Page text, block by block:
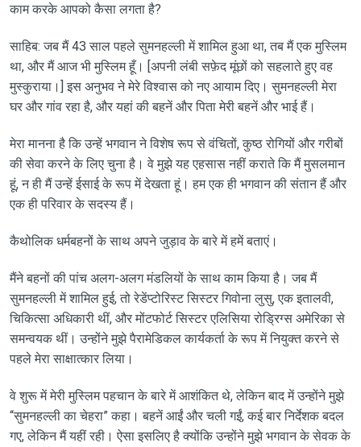
काम करके आपको कैसा लगता है?
साहिब: जब मैं 43 साल पहले सुमनहल्ली में शामिल हुआ था, तब मैं एक मुस्लिम
था, और मैं आज भी मुस्लिम हूँ। [अपनी लंबी सफ़ेद मूंछों को सहलाते हुए वह
मुस्कुराया।] इस अनुभव ने मेरे विश्वास को नए आयाम दिए। सुमनहल्ली मेरा
घर और गांव रहा है, और यहां की बहनें और पिता मेरी बहनें और भाई हैं।
मेरा मानना ​​है कि उन्हें भगवान ने विशेष रूप से वंचितों, कुष्ठ रोगियों और गरीबों
की सेवा करने के लिए चुना है। वे मुझे यह एहसास नहीं कराते कि मैं मुसलमान
हूं, न ही मैं उन्हें ईसाई के रूप में देखता हूं। हम एक ही भगवान की संतान हैं और
एक ही परिवार के सदस्य हैं।
कैथोलिक धर्मबहनों के साथ अपने जुड़ाव के बारे में हमें बताएं।
मैंने बहनों की पांच अलग-अलग मंडलियों के साथ काम किया है। जब मैं
सुमनहल्ली में शामिल हुई, तो रेडेंप्टोरिस्ट सिस्टर गिवोना लुसु, एक इतालवी,
चिकित्सा अधिकारी थीं, और मोंटफोर्ट सिस्टर एलिसिया रोड्रिग्स अमेरिका से
समन्वयक थीं। उन्होंने मुझे पैरामेडिकल कार्यकर्ता के रूप में नियुक्त करने से
पहले मेरा साक्षात्कार लिया।
वे शुरू में मेरी मुस्लिम पहचान के बारे में आशंकित थे, लेकिन बाद में उन्होंने मुझे
“सुमनहल्ली का चेहरा” कहा। बहनें आईं और चली गईं, कई बार निर्देशक बदल
गए, लेकिन मैं यहीं रही। ऐसा इसलिए है क्योंकि उन्होंने मुझे भगवान के सेवक के